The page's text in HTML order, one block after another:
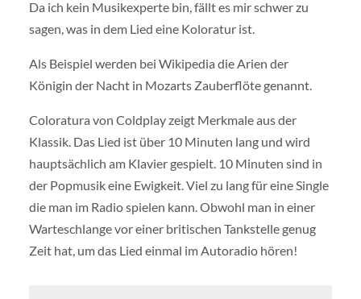
Da ich kein Musikexperte bin, fällt es mir schwer zu
sagen, was in dem Lied eine Koloratur ist.
Als Beispiel werden bei Wikipedia die Arien der
Königin der Nacht in Mozarts Zauberflöte genannt.
Coloratura von Coldplay zeigt Merkmale aus der
Klassik. Das Lied ist über 10 Minuten lang und wird
hauptsächlich am Klavier gespielt. 10 Minuten sind in
der Popmusik eine Ewigkeit. Viel zu lang für eine Single
die man im Radio spielen kann. Obwohl man in einer
Warteschlange vor einer britischen Tankstelle genug
Zeit hat, um das Lied einmal im Autoradio hören!